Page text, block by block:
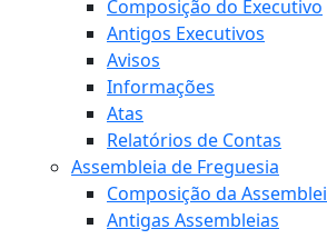
Composição do Executivo
Antigos Executivos
Avisos
Informações
Atas
Relatórios de Contas
Assembleia de Freguesia
Composição da
Antigas Assembleias